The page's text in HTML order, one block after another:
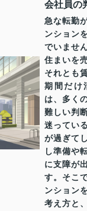
会社員の
急な転勤
ンション
でいませ
住まいを
それとも
期間だけ
は、多く
難しい判
迷ってい
が過ぎて
し準備や
に支障が
す。そこ
ンション
考え方と